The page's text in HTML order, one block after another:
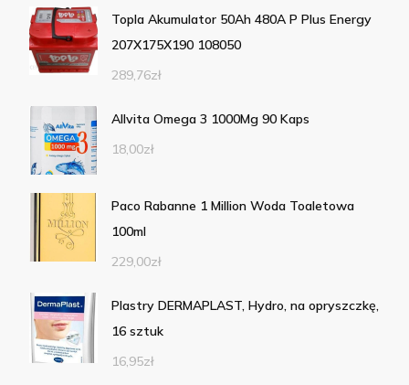
Topla Akumulator 50Ah 480A P Plus Energy
207X175X190 108050
289,76zł
Allvita Omega 3 1000Mg 90 Kaps
18,00zł
Paco Rabanne 1 Million Woda Toaletowa
100ml
229,00zł
Plastry DERMAPLAST, Hydro, na opryszczkę,
16 sztuk
16,95zł